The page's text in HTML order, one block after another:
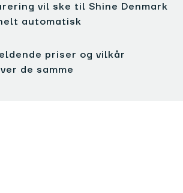
vil ske til Shine Denmark
automatisk
priser og vilkår
de samme